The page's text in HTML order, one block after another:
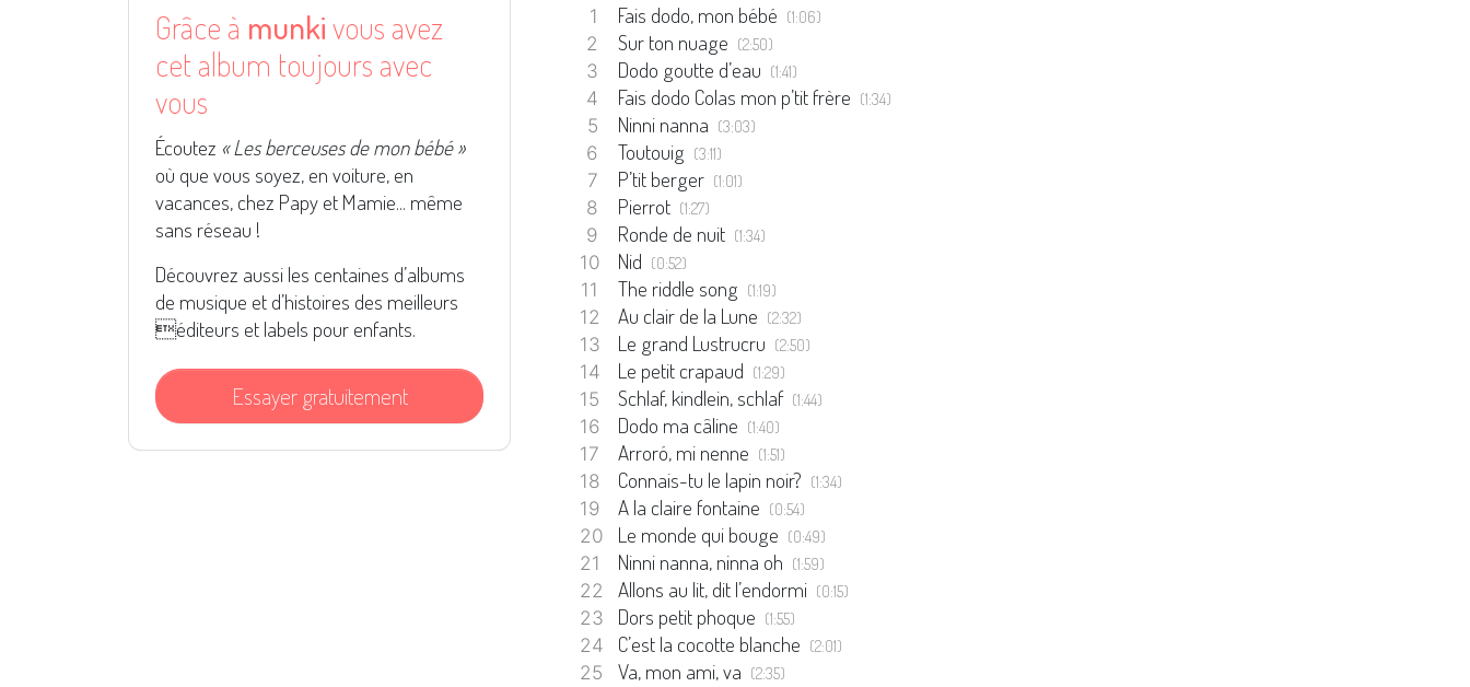
Grâce à munkivous avez
cet album toujours avec
vous
Écoutez « Les berceuses de mon bébé »
où que vous soyez, en voiture, en
vacances, chez Papy et Mamie... même
sans réseau !
Découvrez aussi les centaines d’albums
de musique et d’histoires des meilleurs
éditeurs et labels pour enfants.
Essayer gratuitement
Fais dodo, mon bébé (1:06)
Sur ton nuage (2:50)
Dodo goutte d’eau (1:41)
Fais dodo Colas mon p’tit frère (1:34)
Ninni nanna (3:03)
Toutouig (3:11)
P’tit berger (1:01)
Pierrot (1:27)
Ronde de nuit (1:34)
Nid (0:52)
The riddle song (1:19)
Au clair de la Lune (2:32)
Le grand Lustrucru (2:50)
Le petit crapaud (1:29)
Schlaf, kindlein, schlaf (1:44)
Dodo ma câline (1:40)
Arroró, mi nenne (1:51)
Connais-tu le lapin noir? (1:34)
A la claire fontaine (0:54)
Le monde qui bouge (0:49)
Ninni nanna, ninna oh (1:59)
Allons au lit, dit l’endormi (0:15)
Dors petit phoque (1:55)
C’est la cocotte blanche (2:01)
Va, mon ami, va (2:35)